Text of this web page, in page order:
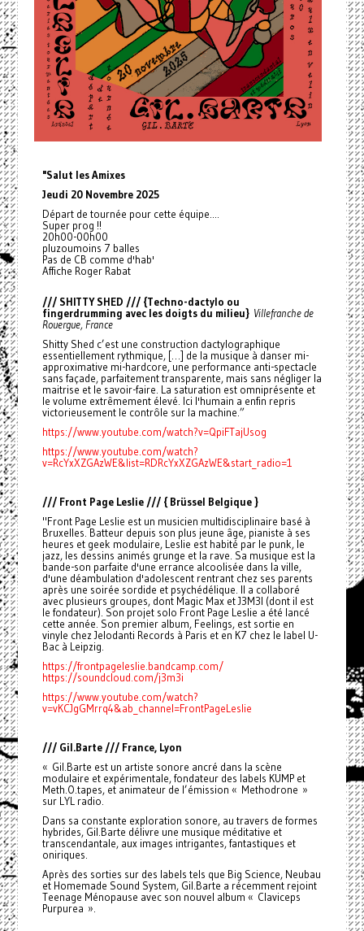
"Salut les Amixes
Jeudi 20 Novembre 2025
Départ de tournée pour cette équipe....
Super prog !!
20h00-00h00
pluzoumoins 7 balles
Pas de CB comme d'hab'
Affiche Roger Rabat
/// SHITTY SHED /// {Techno-dactylo ou
fingerdrumming avec les doigts du milieu} Villefranche de
Rouergue, France
Shitty Shed c’est une construction dactylographique
essentiellement rythmique, […] de la musique à danser mi-
approximative mi-hardcore, une performance anti-spectacle
sans façade, parfaitement transparente, mais sans négliger la
maitrise et le savoir-faire. La saturation est omniprésente et
le volume extrêmement élevé. Ici l'humain a enfin repris
victorieusement le contrôle sur la machine.”
https://www.youtube.com/watch?v=QpiFTajUsog
https://www.youtube.com/watch?
v=RcYxXZGAzWE&list=RDRcYxXZGAzWE&start_radio=1
/// Front Page Leslie /// { Brüssel Belgique }
"Front Page Leslie est un musicien multidisciplinaire basé à
Bruxelles. Batteur depuis son plus jeune âge, pianiste à ses
heures et geek modulaire, Leslie est habité par le punk, le
jazz, les dessins animés grunge et la rave. Sa musique est la
bande-son parfaite d'une errance alcoolisée dans la ville,
d'une déambulation d'adolescent rentrant chez ses parents
après une soirée sordide et psychédélique. Il a collaboré
avec plusieurs groupes, dont Magic Max et J3M3I (dont il est
le fondateur). Son projet solo Front Page Leslie a été lancé
cette année. Son premier album, Feelings, est sortie en
vinyle chez Jelodanti Records à Paris et en K7 chez le label U-
Bac à Leipzig.
https://frontpageleslie.bandcamp.com/
https://soundcloud.com/j3m3i
https://www.youtube.com/watch?
v=vKCJgGMrrq4&ab_channel=FrontPageLeslie
/// Gil.Barte /// France, Lyon
« Gil.Barte est un artiste sonore ancré dans la scène
modulaire et expérimentale, fondateur des labels KUMP et
Meth.O.tapes, et animateur de l’émission « Methodrone »
sur LYL radio.
Dans sa constante exploration sonore, au travers de formes
hybrides, Gil.Barte délivre une musique méditative et
transcendantale, aux images intrigantes, fantastiques et
oniriques.
Après des sorties sur des labels tels que Big Science, Neubau
et Homemade Sound System, Gil.Barte a récemment rejoint
Teenage Ménopause avec son nouvel album « Claviceps
Purpurea ».